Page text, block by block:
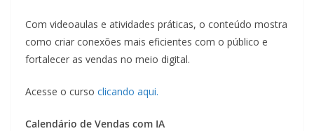
Com videoaulas e atividades práticas, o conteúdo mostra
como criar conexões mais eficientes com o público e
fortalecer as vendas no meio digital.
Acesse o curso clicando aqui.
Calendário de Vendas com IA